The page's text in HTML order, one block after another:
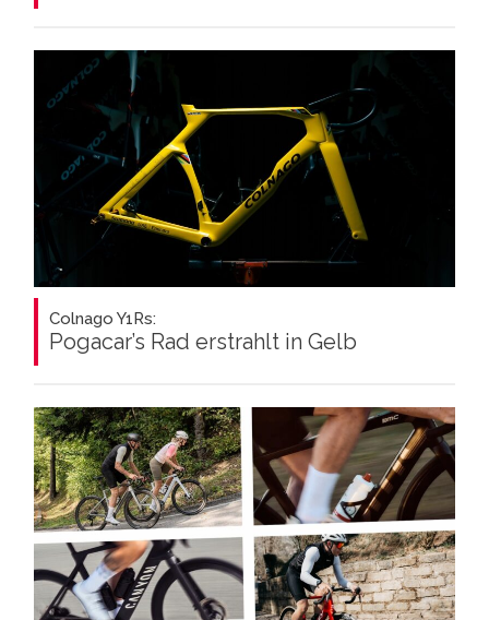
Colnago Y1Rs:
Pogacar’s Rad erstrahlt in Gelb